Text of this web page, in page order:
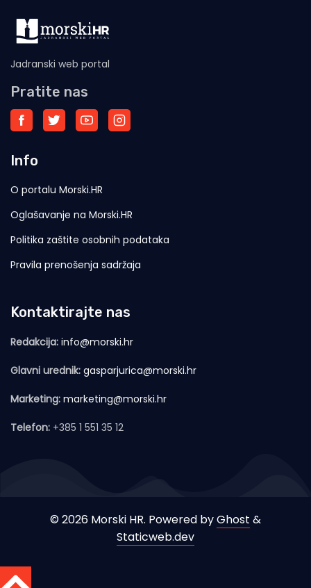
Jadranski web portal
Pratite nas
Info
O portalu Morski.HR
Oglašavanje na Morski.HR
Politika zaštite osobnih podataka
Pravila prenošenja sadržaja
Kontaktirajte nas
Redakcija: info@morski.hr
Glavni urednik: gasparjurica@morski.hr
Marketing: marketing@morski.hr
Telefon: +385 1 551 35 12
© 2026 Morski HR. Powered byGhost &
Staticweb.dev